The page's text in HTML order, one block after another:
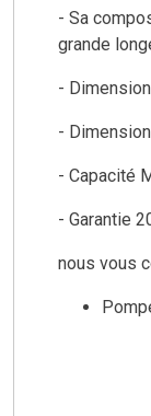
- Sa
grande
-
-
- Capacité
- Garantie
nous vous